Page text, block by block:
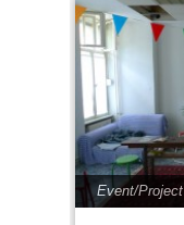
Event/Project